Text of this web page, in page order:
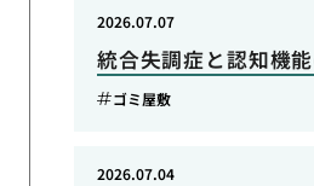
統合失調症と認知機
2026.07.07
ゴミ屋敷
2026.07.04